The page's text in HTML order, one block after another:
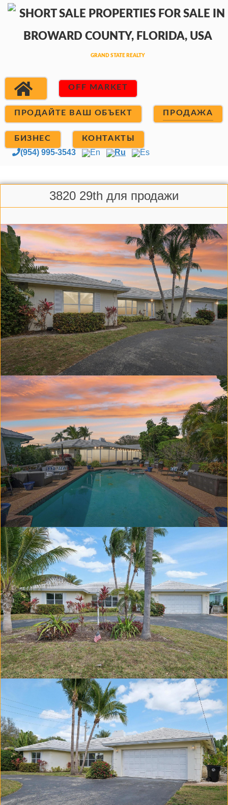
OFF MARKET
ПРОДАЙТЕ ВАШ ОБЪЕКТ ПРОДАЖА
БИЗНЕС КОНТАКТЫ
(954) 995-3543 En Ru Es
3820 29th для продажи